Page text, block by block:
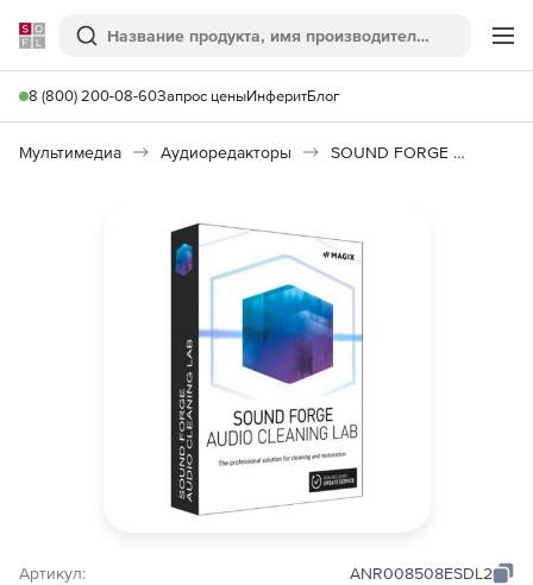
Softline
Поиск
8 (800) 200-08-60Запрос ценыИнферитБлог
Мультимедиа Аудиоредакторы SOUND FORGE Audio Cleaning Lab
Артикул: ANR008508ESDL2